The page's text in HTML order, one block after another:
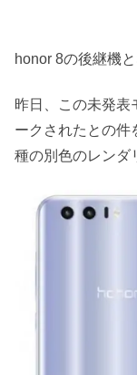
honor 8の後継機と
昨日、この未発表
ークされたとの件
種の別色のレンダ